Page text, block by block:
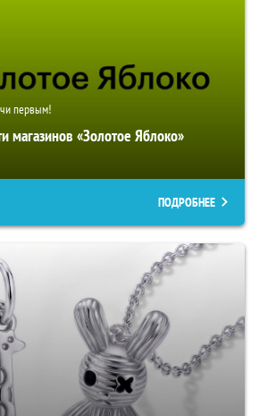
первым!
магазинов «Золотое Яблоко»
ПОДРОБНЕЕ